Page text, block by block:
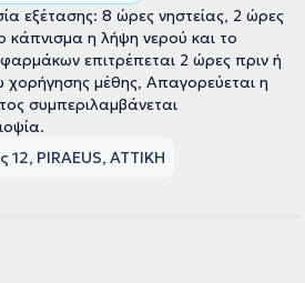
εξέτασης: 8 ώρες νηστείας, 2 ώρες
κάπνισμα η λήψη νερού και το
επιτρέπεται 2 ώρες πριν ή
χορήγησης μέθης, Απαγορεύεται η
συμπεριλαμβάνεται
12, PIRAEUS, ΑΤΤΙΚΗ